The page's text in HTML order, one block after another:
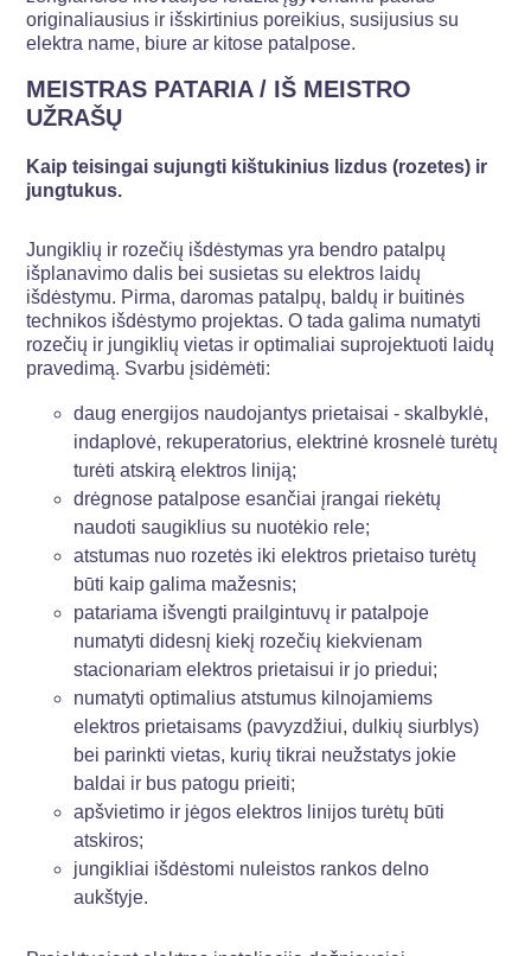
originaliausius ir išskirtinius poreikius, susijusius su
elektra name, biure ar kitose patalpose.
MEISTRAS PATARIA / IŠ MEISTRO
UŽRAŠŲ
Kaip teisingai sujungti kištukinius lizdus (rozetes) ir
jungtukus.
Jungiklių ir rozečių išdėstymas yra bendro patalpų
išplanavimo dalis bei susietas su elektros laidų
išdėstymu. Pirma, daromas patalpų, baldų ir buitinės
technikos išdėstymo projektas. O tada galima numatyti
rozečių ir jungiklių vietas ir optimaliai suprojektuoti laidų
pravedimą. Svarbu įsidėmėti:
daug energijos naudojantys prietaisai - skalbyklė,
indaplovė, rekuperatorius, elektrinė krosnelė turėtų
turėti atskirą elektros liniją;
drėgnose patalpose esančiai įrangai riekėtų
naudoti saugiklius su nuotėkio rele;
atstumas nuo rozetės iki elektros prietaiso turėtų
būti kaip galima mažesnis;
patariama išvengti prailgintuvų ir patalpoje
numatyti didesnį kiekį rozečių kiekvienam
stacionariam elektros prietaisui ir jo priedui;
numatyti optimalius atstumus kilnojamiems
elektros prietaisams (pavyzdžiui, dulkių siurblys)
bei parinkti vietas, kurių tikrai neužstatys jokie
baldai ir bus patogu prieiti;
apšvietimo ir jėgos elektros linijos turėtų būti
atskiros;
jungikliai išdėstomi nuleistos rankos delno
aukštyje.